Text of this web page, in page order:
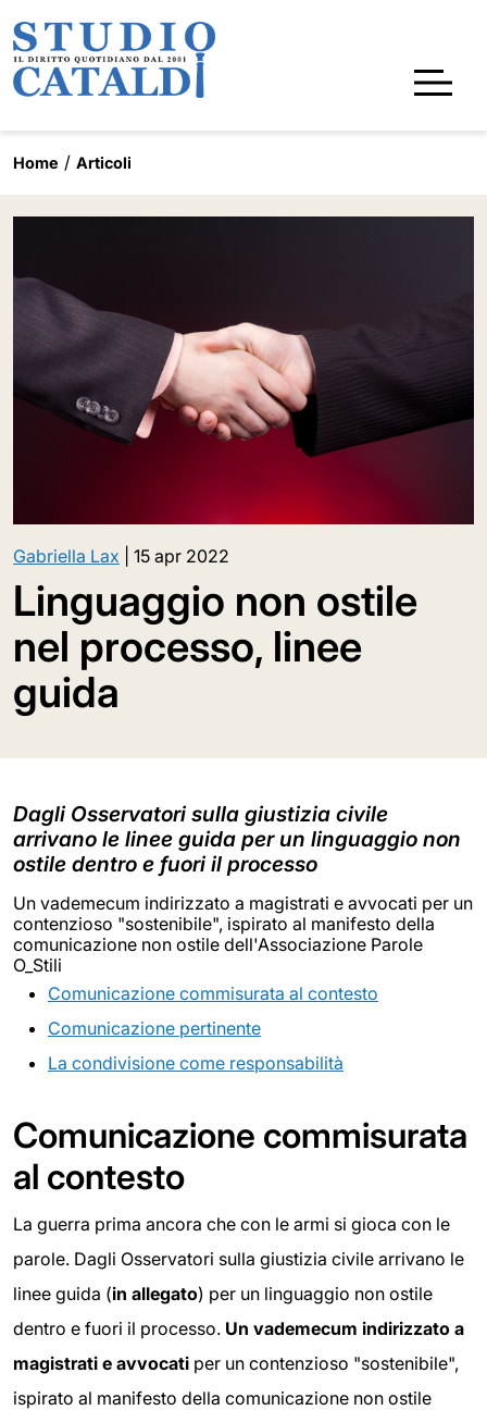
Home Articoli
Gabriella Lax 15 apr 2022
Linguaggio non ostile
nel processo, linee
guida
Dagli Osservatori sulla giustizia civile
arrivano le linee guida per un linguaggio non
ostile dentro e fuori il processo
Un vademecum indirizzato a magistrati e avvocati per un
contenzioso "sostenibile", ispirato al manifesto della
comunicazione non ostile dell'Associazione Parole
O_Stili
Comunicazione commisurata al contesto
Comunicazione pertinente
La condivisione come responsabilità
Comunicazione commisurata
al contesto
La guerra prima ancora che con le armi si gioca con le
parole. Dagli Osservatori sulla giustizia civile arrivano le
linee guida (in allegato) per un linguaggio non ostile
dentro e fuori il processo. Un vademecum indirizzato a
magistrati e avvocati per un contenzioso "sostenibile",
ispirato al manifesto della comunicazione non ostile